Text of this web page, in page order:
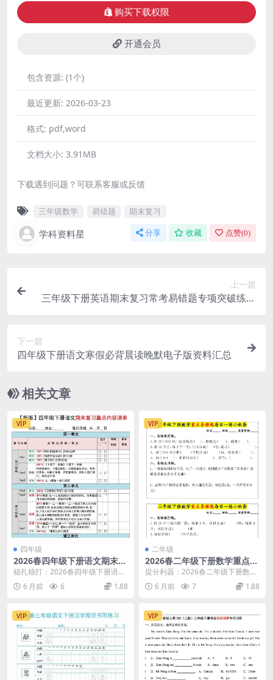
购买下载权限
开通会员
包含资源: (1个)
最近更新: 2026-03-23
格式: pdf,word
文档大小: 3.91MB
下载遇到问题？可联系客服或反馈
三年级数学 易错题 期末复习
学科资料星 分享 收藏 点赞(0)
上一篇
三年级下册英语期末复习常考易错题专项突破练习
下一篇
四年级下册语文寒假必背晨读晚默电子版资料汇总
相关文章
VIP
四年级
2026春四年级下册语文期末复
习重点知识清单同步冲刺精华
稳扎稳打：2026春四年级下册语文
期末复习重点知识清单深度解析 大
家好，我是学科...
6 月前 6 1.88
VIP
二年级
2026春二年级下册数学重点易
错题同步每日一练小纸条专项
提分利器：2026春二年级下册数学
重点易错题每日一练小纸条深度解
析 大家好，我是...
6 月前 7 1.88
VIP VIP